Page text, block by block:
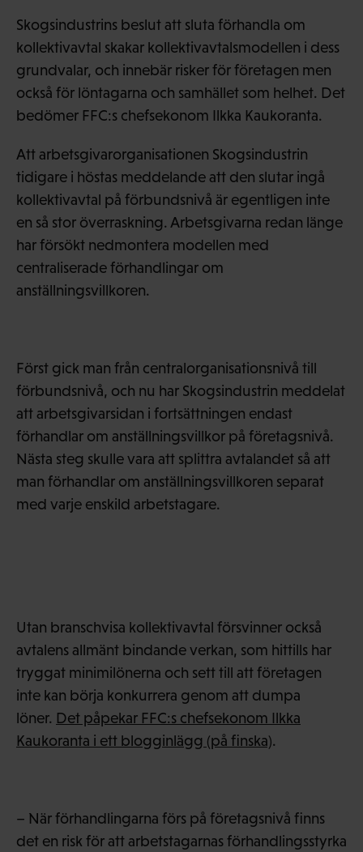
Skogsindustrins beslut att sluta förhandla om
kollektivavtal skakar kollektivavtalsmodellen i dess
grundvalar, och innebär risker för företagen men
också för löntagarna och samhället som helhet. Det
bedömer FFC:s chefsekonom Ilkka Kaukoranta.
Att arbetsgivarorganisationen Skogsindustrin
tidigare i höstas meddelande att den slutar ingå
kollektivavtal på förbundsnivå är egentligen inte
en så stor överraskning. Arbetsgivarna redan länge
har försökt nedmontera modellen med
centraliserade förhandlingar om
anställningsvillkoren.
Först gick man från centralorganisationsnivå till
förbundsnivå, och nu har Skogsindustrin meddelat
att arbetsgivarsidan i fortsättningen endast
förhandlar om anställningsvillkor på företagsnivå.
Nästa steg skulle vara att splittra avtalandet så att
man förhandlar om anställningsvillkoren separat
med varje enskild arbetstagare.
Utan branschvisa kollektivavtal försvinner också
avtalens allmänt bindande verkan, som hittills har
tryggat minimilönerna och sett till att företagen
inte kan börja konkurrera genom att dumpa
löner. Det påpekar FFC:s chefsekonom Ilkka
Kaukoranta i ett blogginlägg (på finska).
– När förhandlingarna förs på företagsnivå finns
det en risk för att arbetstagarnas förhandlingsstyrka